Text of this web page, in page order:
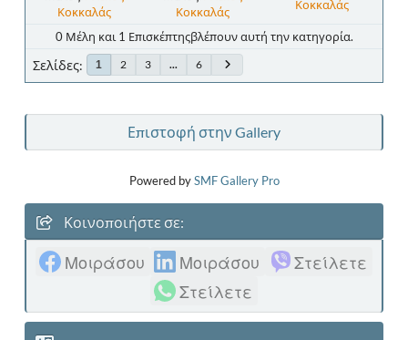
Κοκκαλάς
Κοκκαλάς
Κοκκαλάς
0 Μέλη και 1 Επισκέπτηςβλέπουν αυτή την κατηγορία.
Σελίδες 1 2 3 ... 6
Επιστοφή στην Gallery
Powered bySMF Gallery Pro
Κοινοποιήστε σε:
Μοιράσου Μοιράσου
Στείλετε
Στείλετε